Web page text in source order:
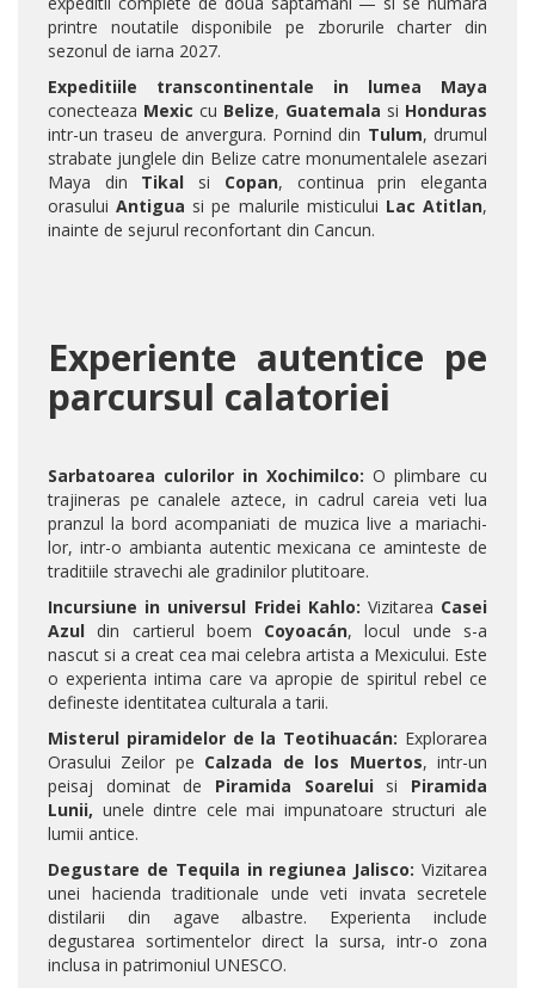
printre noutatile disponibile pe zborurile charter din
sezonul de iarna 2027.
Expeditiile transcontinentale in lumea Maya
conecteaza Mexic cu Belize, Guatemala si Honduras
intr-un traseu de anvergura. Pornind din Tulum, drumul
strabate junglele din Belize catre monumentalele asezari
Maya din Tikal si Copan, continua prin eleganta
orasuluiAntigua si pe malurile misticului Lac Atitlan,
inainte de sejurul reconfortant din Cancun.
Experiente autentice pe
parcursul calatoriei
Sarbatoarea culorilor in Xochimilco: O plimbare cu
trajineras pe canalele aztece, in cadrul careia veti lua
pranzul la bord acompaniati de muzica live a mariachi-
lor, intr-o ambianta autentic mexicana ce aminteste de
traditiile stravechi ale gradinilor plutitoare.
Incursiune in universul Fridei Kahlo: Vizitarea Casei
Azul din cartierul boem Coyoacán, locul unde s-a
nascut si a creat cea mai celebra artista a Mexicului. Este
o experienta intima care va apropie de spiritul rebel ce
defineste identitatea culturala a tarii.
Misterul piramidelor de la Teotihuacán: Explorarea
Orasului Zeilor pe Calzada de los Muertos, intr-un
peisaj dominat de Piramida Soareluisi Piramida
Lunii, unele dintre cele mai impunatoare structuri ale
lumii antice.
Degustare de Tequila in regiunea Jalisco: Vizitarea
unei hacienda traditionale unde veti invata secretele
distilarii din agave albastre. Experienta include
degustarea sortimentelor direct la sursa, intr-o zona
inclusa in patrimoniul UNESCO.